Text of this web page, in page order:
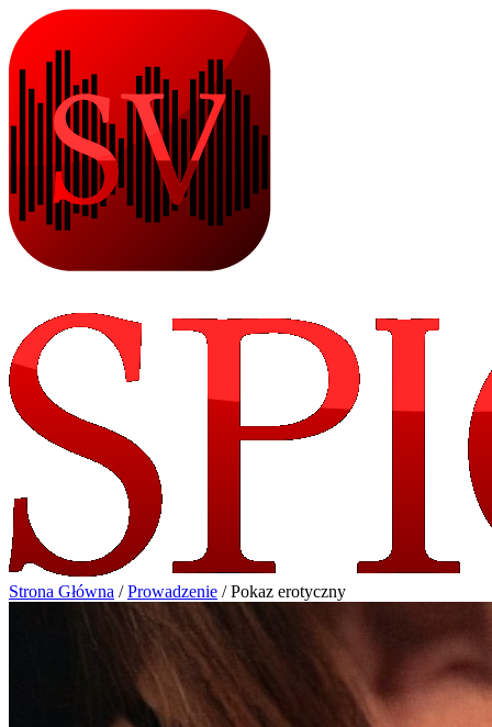
Strona Główna / Prowadzenie / Pokaz erotyczny